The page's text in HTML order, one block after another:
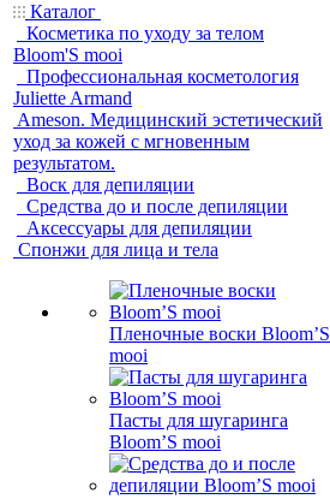
Каталог
Косметика по уходу за телом
Bloom'S mooi
Профессиональная косметология
Juliette Armand
Ameson. Медицинский эстетический
уход за кожей с мгновенным
результатом.
Воск для депиляции
Средства до и после депиляции
Аксессуары для депиляции
Спонжи для лица и тела
Пленочные воски Bloom’S
mooi
Пасты для шугаринга
Bloom’S mooi